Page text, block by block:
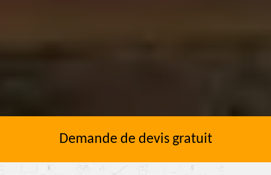
Demande de devis gratuit